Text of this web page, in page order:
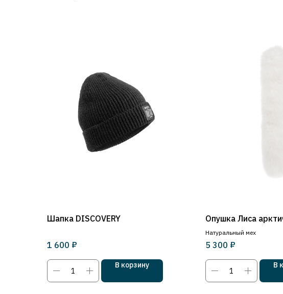
Шапка DISCOVERY
1 600 ₽
В корзину
Опушка Лиса
Натуральный мех
5 300 ₽
В